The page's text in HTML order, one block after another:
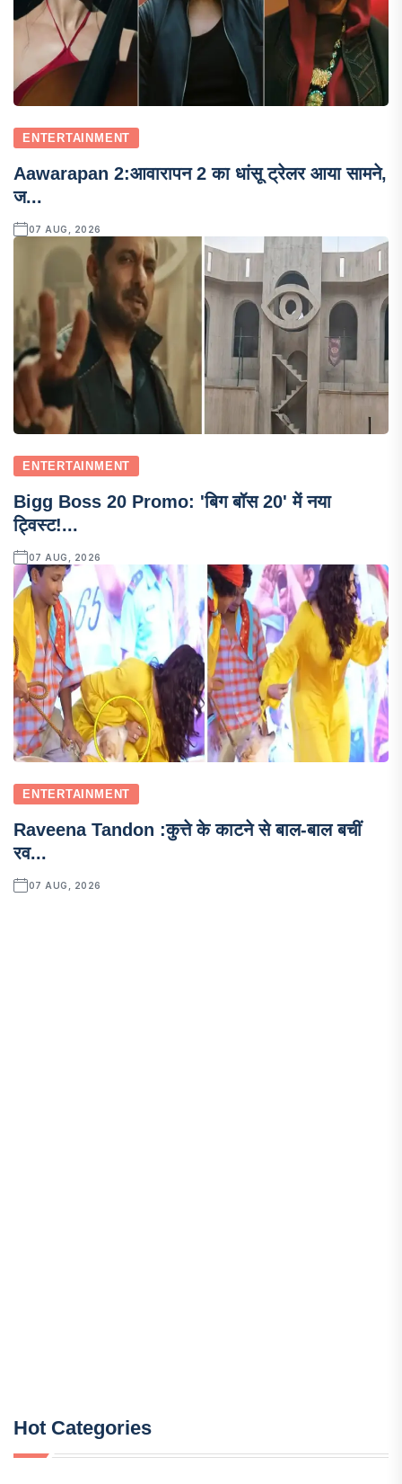
ENTERTAINMENT
Aawarapan 2:आवारापन 2 का धांसू ट्रेलर आया सामने,
ज...
07 AUG, 2026
ENTERTAINMENT
Bigg Boss 20 Promo: 'बिग बॉस 20' में नया
ट्विस्ट!...
07 AUG, 2026
ENTERTAINMENT
Raveena Tandon :कुत्ते के काटने से बाल-बाल बचीं
रव...
07 AUG, 2026
Hot Categories